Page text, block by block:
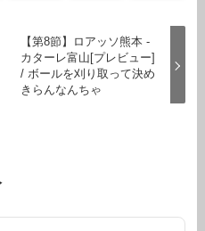
【第8節】ロアッソ熊本 -
カターレ富山[プレビュー]
/ ボールを刈り取って決め
きらんなんちゃ